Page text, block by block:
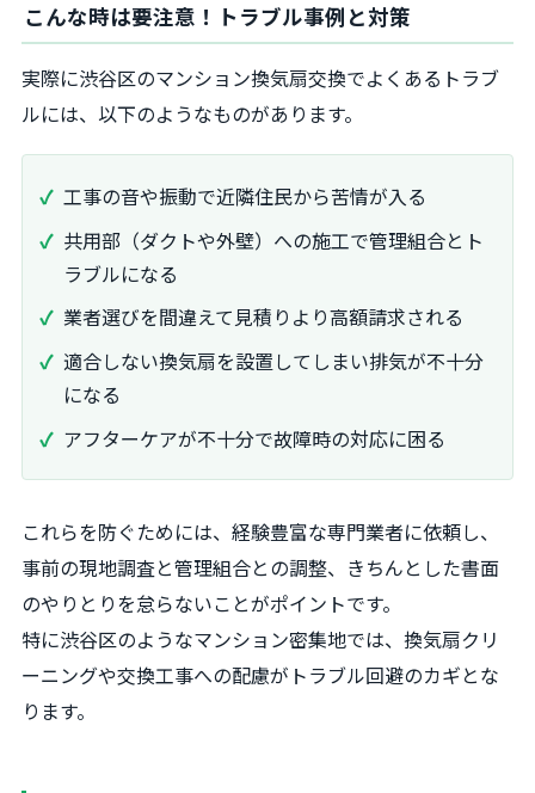
こんな時は要注意！トラブル事例と対策
実際に渋谷区のマンション換気扇交換でよくあるトラブ
ルには、以下のようなものがあります。
工事の音や振動で近隣住民から苦情が入る
共用部（ダクトや外壁）への施工で管理組合とト
ラブルになる
業者選びを間違えて見積りより高額請求される
適合しない換気扇を設置してしまい排気が不十分
になる
アフターケアが不十分で故障時の対応に困る
これらを防ぐためには、経験豊富な専門業者に依頼し、
事前の現地調査と管理組合との調整、きちんとした書面
のやりとりを怠らないことがポイントです。
特に渋谷区のようなマンション密集地では、換気扇クリ
ーニングや交換工事への配慮がトラブル回避のカギとな
ります。